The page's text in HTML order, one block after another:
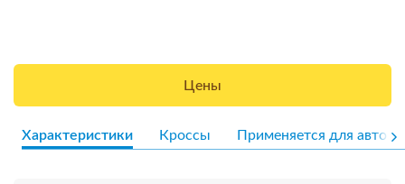
Цены
Характеристики Кроссы Применяется для авто